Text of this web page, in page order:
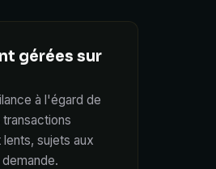
gérées sur
à l'égard de
sujets aux